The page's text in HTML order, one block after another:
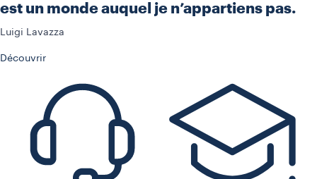
est un monde auquel je n’appartiens pas.
Luigi Lavazza
Découvrir